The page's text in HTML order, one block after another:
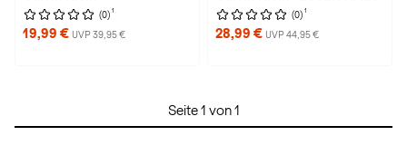
(0) 1
19,99 € UVP 39,95 €
(0) 1
28,99 € UVP 44,95 €
Seite 1 von 1